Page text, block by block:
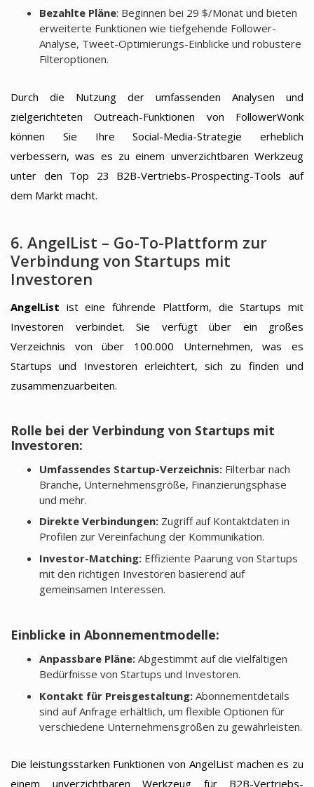
Bezahlte Pläne: Beginnen bei 29 $/Monat und bieten
erweiterte Funktionen wie tiefgehende Follower-
Analyse, Tweet-Optimierungs-Einblicke und robustere
Filteroptionen.
Durch die Nutzung der umfassenden Analysen und
zielgerichteten Outreach-Funktionen von FollowerWonk
können Sie Ihre Social-Media-Strategie erheblich
verbessern, was es zu einem unverzichtbaren Werkzeug
unter den Top 23 B2B-Vertriebs-Prospecting-Tools auf
dem Markt macht.
6. AngelList – Go-To-Plattform zur
Verbindung von Startups mit
Investoren
AngelList ist eine führende Plattform, die Startups mit
Investoren verbindet. Sie verfügt über ein großes
Verzeichnis von über 100.000 Unternehmen, was es
Startups und Investoren erleichtert, sich zu finden und
zusammenzuarbeiten.
Rolle bei der Verbindung von Startups mit
Investoren:
Umfassendes Startup-Verzeichnis:Filterbar nach
Branche, Unternehmensgröße, Finanzierungsphase
und mehr.
Direkte Verbindungen:Zugriff auf Kontaktdaten in
Profilen zur Vereinfachung der Kommunikation.
Investor-Matching:Effiziente Paarung von Startups
mit den richtigen Investoren basierend auf
gemeinsamen Interessen.
Einblicke in Abonnementmodelle:
Anpassbare Pläne:Abgestimmt auf die vielfältigen
Bedürfnisse von Startups und Investoren.
Kontakt für Preisgestaltung:Abonnementdetails
sind auf Anfrage erhältlich, um flexible Optionen für
verschiedene Unternehmensgrößen zu gewährleisten.
Die leistungsstarken Funktionen von AngelList machen es zu
einem unverzichtbaren Werkzeug für B2B-Vertriebs-